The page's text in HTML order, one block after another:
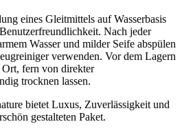
eines Gleitmittels auf Wasserbasis
Nach jeder
Wasser und milder Seife abspülen
verwenden. Vor dem Lagern
fern von direkter
trocknen lassen.
bietet Luxus, Zuverlässigkeit und
gestalteten Paket.